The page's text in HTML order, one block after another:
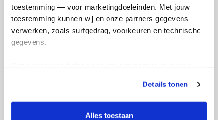
toestemming — voor marketingdoeleinden. Met jouw
toestemming kunnen wij en onze partners gegevens
verwerken, zoals surfgedrag, voorkeuren en technische
gegevens.
tonen. Je kunt je toestemming op elk moment wijzigen of
intrekken via Cookie instellingen onderaan de pagina. De
lijst met cookies is te vinden in het tabblad “details”.
Details tonen
Alles toestaan
Opgehaald
€2.925
Streefbedrag
€3.500